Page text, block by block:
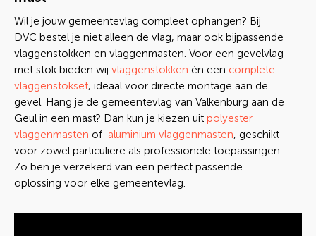
Wil je jouw gemeentevlag compleet ophangen? Bij
DVC bestel je niet alleen de vlag, maar ook bijpassende
vlaggenstokken en vlaggenmasten. Voor een gevelvlag
met stok bieden wij vlaggenstokken én een complete
vlaggenstokset, ideaal voor directe montage aan de
gevel. Hang je de gemeentevlag van Valkenburg aan de
Geul in een mast? Dan kun je kiezen uit polyester
vlaggenmasten of aluminium vlaggenmasten, geschikt
voor zowel particuliere als professionele toepassingen.
Zo ben je verzekerd van een perfect passende
oplossing voor elke gemeentevlag.